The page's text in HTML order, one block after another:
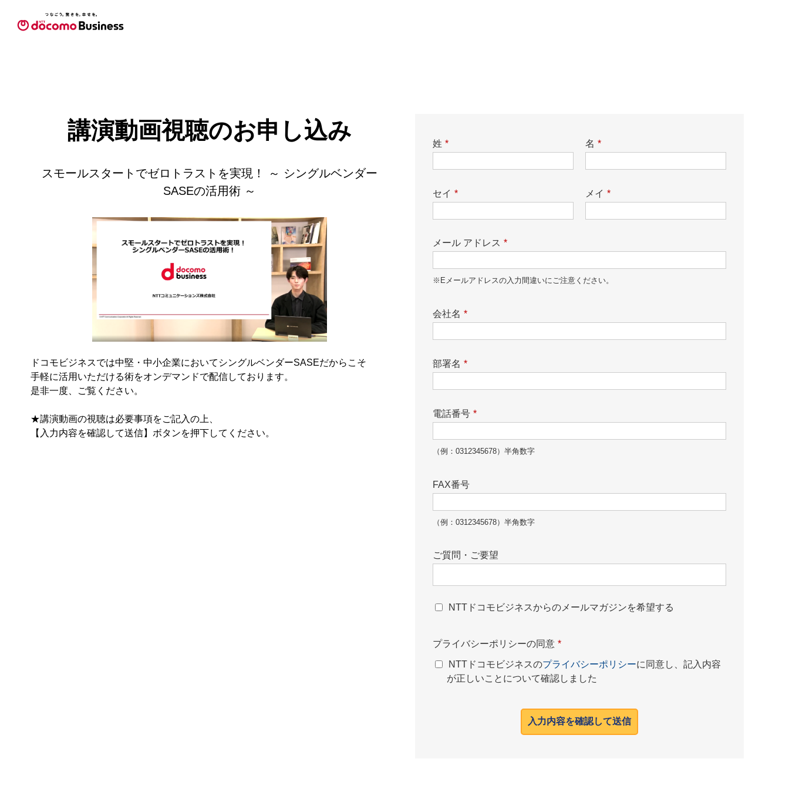
講演動画視聴のお申し込み
スモールスタートでゼロトラストを実現！ ～ シングルベンダー
SASEの活用術 ～
ドコモビジネスでは中堅・中小企業においてシングルベンダーSASEだからこそ
手軽に活用いただける術をオンデマンドで配信しております。
是非一度、ご覧ください。
★講演動画の視聴は必要事項をご記入の上、
【入力内容を確認して送信】ボタンを押下してください。
*
姓 *
名
*
セイ *
メイ
*
メール アドレス
※Eメールアドレスの入力間違いにご注意ください。
*
会社名
*
部署名
*
電話番号
（例：0312345678）半角数字
FAX番号
（例：0312345678）半角数字
ご質問・ご要望
NTTドコモビジネスからのメールマガジンを希望する
*
プライバシーポリシーの同意
NTTドコモビジネスのプライバシーポリシーに同意し、記入内容
が正しいことについて確認しました
入力内容を確認して送信